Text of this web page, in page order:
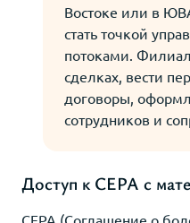
Востоке или в
стать точкой
потоками.
сделках, вести
договоры,
сотрудников и
Доступ к CEPA с
CEPA (Соглашение о